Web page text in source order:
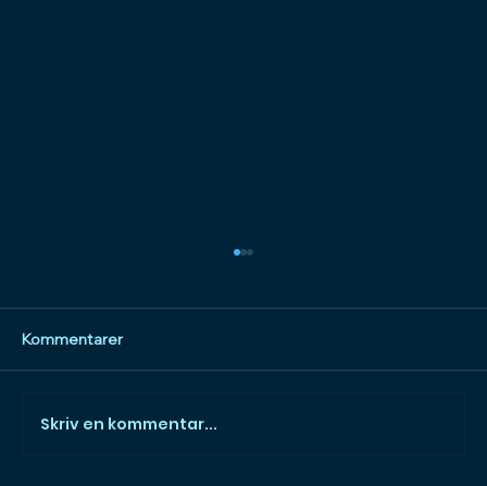
Kommentarer
Skriv en kommentar...